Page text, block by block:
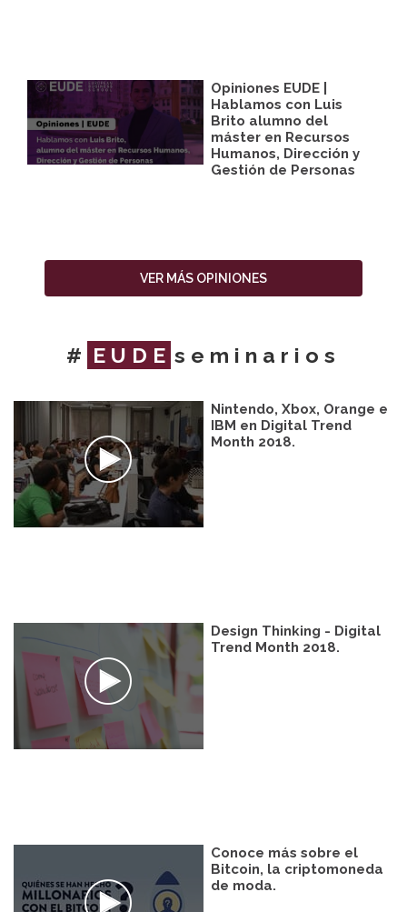
Opiniones EUDE |
Hablamos con Luis
Brito alumno del
máster en Recursos
Humanos, Dirección y
Gestión de Personas
VER MÁS OPINIONES
# EUDE seminarios
Nintendo, Xbox, Orange e
IBM en Digital Trend
Month 2018.
Design Thinking - Digital
Trend Month 2018.
Conoce más sobre el
Bitcoin, la criptomoneda
de moda.